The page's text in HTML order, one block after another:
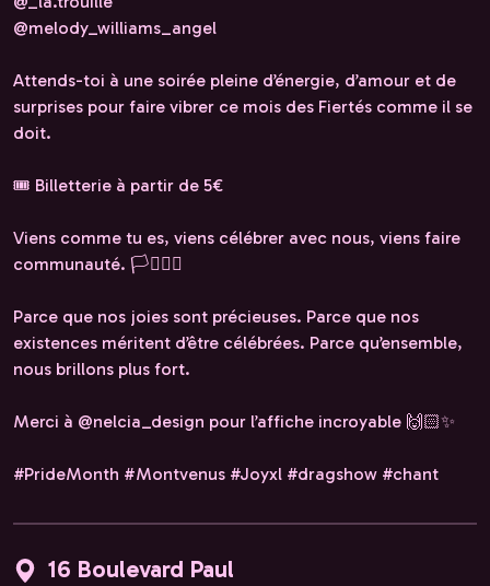
@melody_williams_angel
Attends-toi à une soirée pleine d’énergie, d’amour et de
surprises pour faire vibrer ce mois des Fiertés comme il se
doit.
🎟️ Billetterie à partir de 5€
Viens comme tu es, viens célébrer avec nous, viens faire
communauté. 🏳️‍⚧️🏳️‍🌈
Parce que nos joies sont précieuses. Parce que nos
existences méritent d’être célébrées. Parce qu’ensemble,
nous brillons plus fort.
Merci à @nelcia_design pour l’affiche incroyable 🙌🏻✨
#PrideMonth #Montvenus #Joyxl #dragshow #chant
16 Boulevard Paul